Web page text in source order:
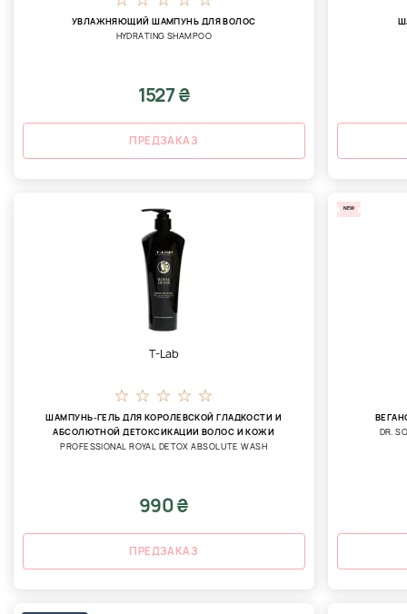
УВЛАЖНЯЮЩИЙ ШАМПУНЬ ДЛЯ ВОЛОС
HYDRATING SHAMPOO
1527 ₴
ПРЕДЗАКАЗ
T-Lab
ШАМПУНЬ-ГЕЛЬ ДЛЯ КОРОЛЕВСКОЙ ГЛАДКОСТИ И
АБСОЛЮТНОЙ ДЕТОКСИКАЦИИ ВОЛОС И КОЖИ
PROFESSIONAL ROYAL DETOX ABSOLUTE WASH
990 ₴
ПРЕДЗАКАЗ
NEW
DR.